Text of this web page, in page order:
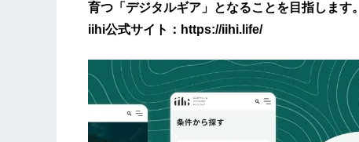
育つ「デジタルギア」となることを目指します。
iihi公式サイト：https://iihi.life/